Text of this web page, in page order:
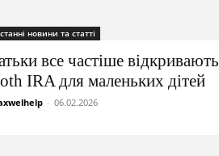
новини та статті
все частіше відкривають
IRA для маленьких дітей
- 06.02.2026